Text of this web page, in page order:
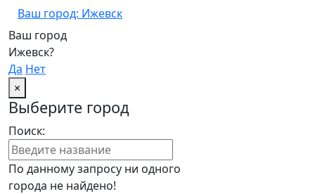
Ваш город: Ижевск
Ваш город
Ижевск?
Да Нет
×
Выберите город
Поиск:
По данному запросу ни одного
города не найдено!